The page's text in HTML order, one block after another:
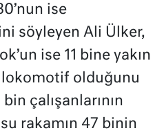
ise
söyleyen Ali Ülker,
ise 11 bine yakın
lokomotif olduğunu
çalışanlarının
rakamın 47 binin